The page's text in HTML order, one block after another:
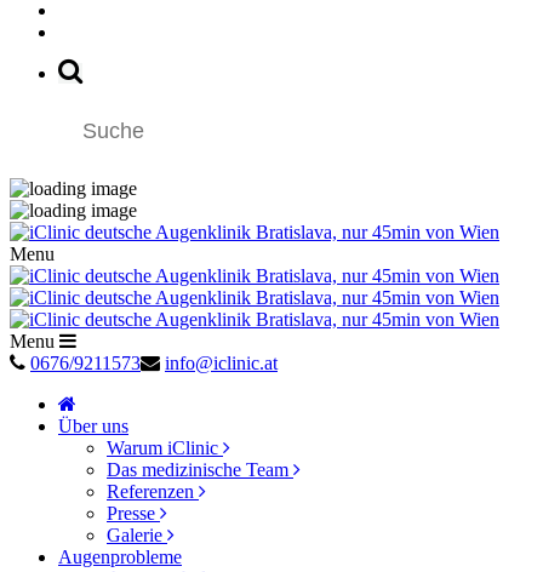
Menu
Menu
0676/9211573
info@iclinic.at
Über uns
Warum iClinic
Das medizinische Team
Referenzen
Presse
Galerie
Augenprobleme